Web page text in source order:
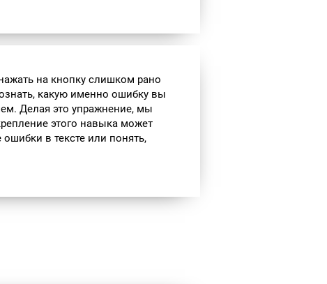
на кнопку слишком рано
какую именно ошибку вы
Делая это упражнение, мы
этого навыка может
в тексте или понять,